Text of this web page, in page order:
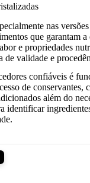
nas
que garantam
e propriedades
de validade e
confiáveis é
de conservantes,
além do
identificar